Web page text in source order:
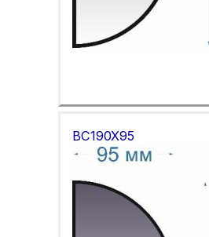
BC190X95